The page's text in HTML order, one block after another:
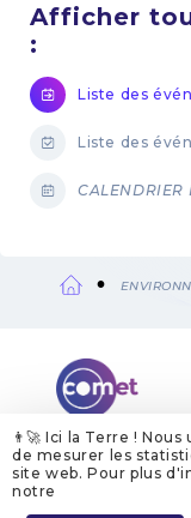
👨‍🚀 Ici la Terre !
de mesurer les
site web. Pour plus
notre
Afficher
:
Liste des
Liste des
CALENDRIER
QUI SOMMES-NOUS
GESTION DES